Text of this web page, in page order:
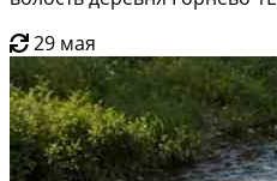
29 мая